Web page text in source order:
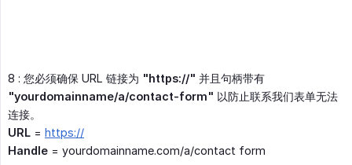
8 : 您必须确保 URL 链接为 "https://" 并且句柄带有
"yourdomainname/a/contact-form" 以防止联系我们表单无法
连接。
URL = https://
Handle = yourdomainname.com/a/contact form